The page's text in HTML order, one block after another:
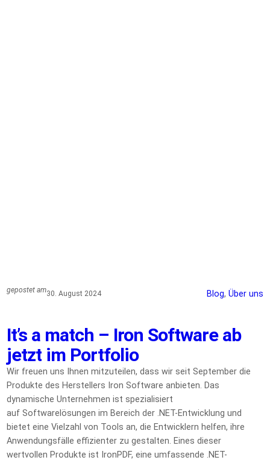
gepostet am30. August 2024 Blog, Über uns
It’s a match – Iron Software ab
jetzt im Portfolio
Wir freuen uns Ihnen mitzuteilen, dass wir seit September die
Produkte des Herstellers Iron Software anbieten. Das
dynamische Unternehmen ist spezialisiert
auf Softwarelösungen im Bereich der .NET-Entwicklung und
bietet eine Vielzahl von Tools an, die Entwicklern helfen, ihre
Anwendungsfälle effizienter zu gestalten. Eines dieser
wertvollen Produkte ist IronPDF, eine umfassende .NET-